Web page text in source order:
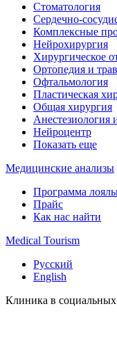
Стоматология
Сердечно-
Комплексные
Нейрохирургия
Хирургическое
Ортопедия и
Офтальмология
Пластическая
Общая хирургия
Анестезиология
Нейроцентр
Показать еще
Медицинские анализы
Программа
Прайс
Как нас найти
Medical Tourism
Русский
English
Клиника в социальных